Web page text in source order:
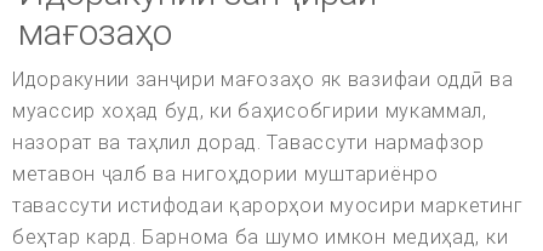
мағозаҳо
Идоракунии занҷири мағозаҳо як вазифаи оддӣ ва
муассир хоҳад буд, ки баҳисобгирии мукаммал,
назорат ва таҳлил дорад. Тавассути нармафзор
метавон ҷалб ва нигоҳдории муштариёнро
тавассути истифодаи қарорҳои муосири маркетинг
беҳтар кард. Барнома ба шумо имкон медиҳад, ки